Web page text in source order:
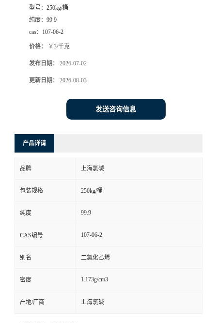
型号： 250kg/桶
纯度： 99.9
cas： 107-06-2
价格： ￥3/千克
发布日期： 2026-07-02
更新日期： 2026-08-03
发送咨询信息
产品详请
品牌 上海氯碱
包装规格 250kg/桶
纯度 99.9
CAS编号 107-06-2
别名 二氯化乙烯
密度 1.173g/cm3
产地/厂商 上海氯碱